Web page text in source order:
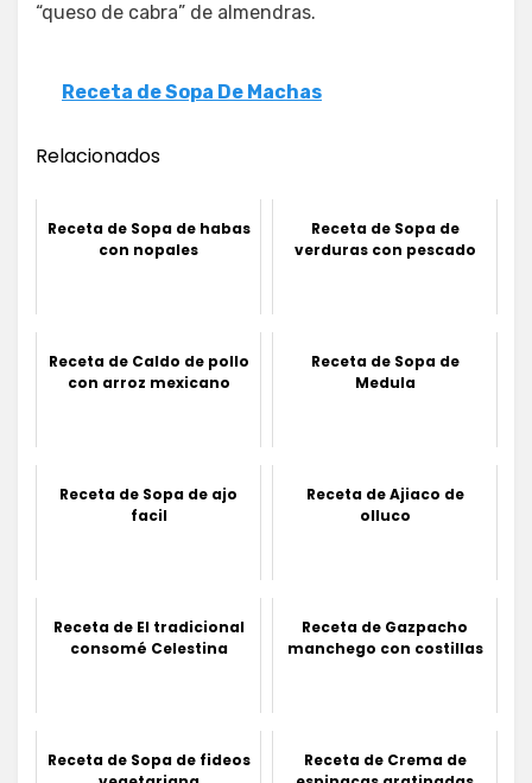
“queso de cabra” de almendras.
Receta de Sopa De Machas
Relacionados
Receta de Sopa de habas
con nopales
Receta de Sopa de
verduras con pescado
Receta de Caldo de pollo
con arroz mexicano
Receta de Sopa de
Medula
Receta de Sopa de ajo
facil
Receta de Ajiaco de
olluco
Receta de El tradicional
consomé Celestina
Receta de Gazpacho
manchego con costillas
Receta de Sopa de fideos
Receta de Crema de